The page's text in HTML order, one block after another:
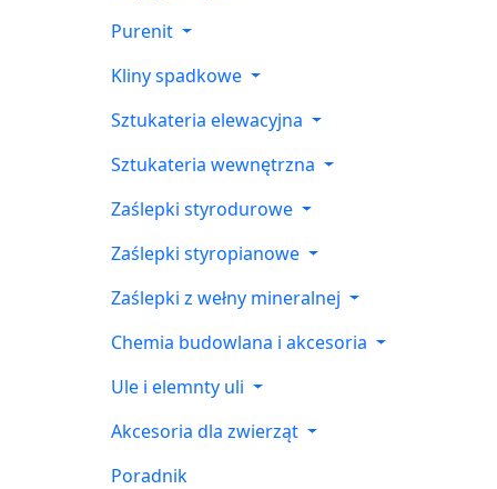
Purenit
Kliny spadkowe
Sztukateria elewacyjna
Sztukateria wewnętrzna
Zaślepki styrodurowe
Zaślepki styropianowe
Zaślepki z wełny mineralnej
Chemia budowlana i akcesoria
Ule i elemnty uli
Akcesoria dla zwierząt
Poradnik